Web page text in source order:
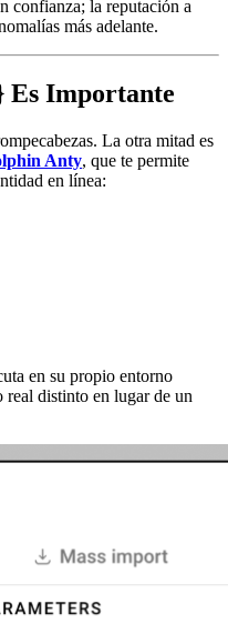
confianza; la reputación a
más adelante.
Es Importante
La otra mitad es
Anty, que te permite
en línea:
en su propio entorno
real distinto en lugar de un